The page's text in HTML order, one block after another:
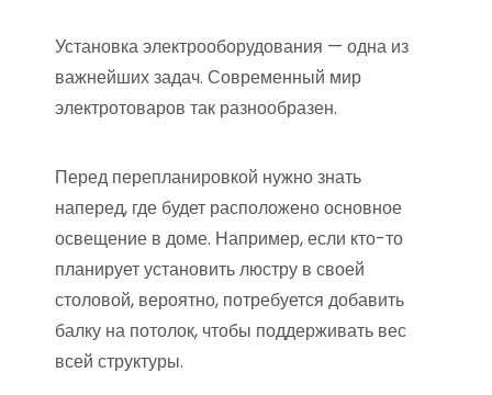
Установка электрооборудования — одна из
важнейших задач. Современный мир
электротоваров так разнообразен.
Перед перепланировкой нужно знать
наперед, где будет расположено основное
освещение в доме. Например, если кто-то
планирует установить люстру в своей
столовой, вероятно, потребуется добавить
балку на потолок, чтобы поддерживать вес
всей структуры.